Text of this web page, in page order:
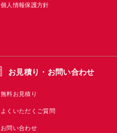
個人情報保護方針
お見積り・お問い合わせ
無料お見積り
よくいただくご質問
お問い合わせ